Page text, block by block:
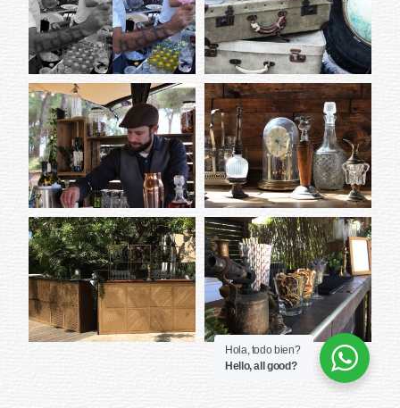
Hola, todo bien?
Hello, all good?